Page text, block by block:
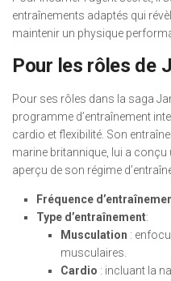
entraînements adaptés qui
maintenir un physique
Pour les rôles de
Pour ses rôles dans la saga
programme d’entraînement
cardio et flexibilité. Son
marine britannique, lui a
aperçu de son régime
Fréquence
Type d’entraînement:
Musculation :
musculaires.
Cardio : incluant la